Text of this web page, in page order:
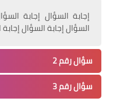
أخبار البص
*مكتب المرأة
يزور الجرحى
إجابة السؤال إجابة
السؤال إجابة السؤال
سؤال رقم 2
سؤال رقم 3